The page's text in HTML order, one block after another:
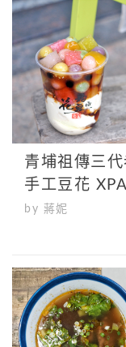
青埔祖傳三
手工豆花
by 蔣妮